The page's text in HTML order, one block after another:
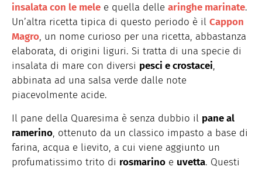
insalata con le mele e quella delle aringhe marinate.
Un’altra ricetta tipica di questo periodo è il Cappon
Magro, un nome curioso per una ricetta, abbastanza
elaborata, di origini liguri. Si tratta di una specie di
insalata di mare con diversi pesci e crostacei,
abbinata ad una salsa verde dalle note
piacevolmente acide.
Il pane della Quaresima è senza dubbio il pane al
ramerino, ottenuto da un classico impasto a base di
farina, acqua e lievito, a cui viene aggiunto un
profumatissimo trito di rosmarino e uvetta. Questi